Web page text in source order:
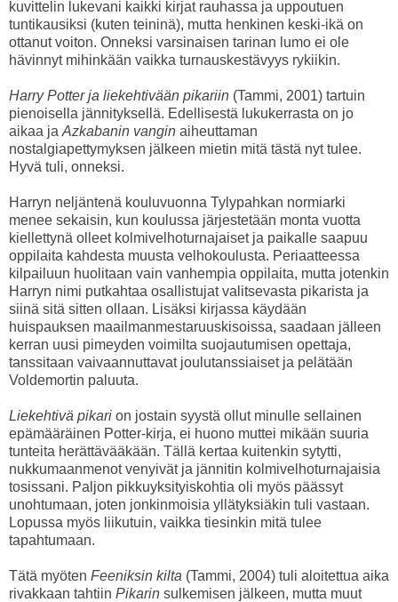
kuvittelin lukevani kaikki kirjat rauhassa ja uppoutuen
tuntikausiksi (kuten teininä), mutta henkinen keski-ikä on
ottanut voiton. Onneksi varsinaisen tarinan lumo ei ole
hävinnyt mihinkään vaikka turnauskestävyys rykiikin.
Harry Potter ja liekehtivään pikariin (Tammi, 2001) tartuin
pienoisella jännityksellä. Edellisestä lukukerrasta on jo
aikaa ja Azkabanin vangin aiheuttaman
nostalgiapettymyksen jälkeen mietin mitä tästä nyt tulee.
Hyvä tuli, onneksi.
Harryn neljäntenä kouluvuonna Tylypahkan normiarki
menee sekaisin, kun koulussa järjestetään monta vuotta
kiellettynä olleet kolmivelhoturnajaiset ja paikalle saapuu
oppilaita kahdesta muusta velhokoulusta. Periaatteessa
kilpailuun huolitaan vain vanhempia oppilaita, mutta jotenkin
Harryn nimi putkahtaa osallistujat valitsevasta pikarista ja
siinä sitä sitten ollaan. Lisäksi kirjassa käydään
huispauksen maailmanmestaruuskisoissa, saadaan jälleen
kerran uusi pimeyden voimilta suojautumisen opettaja,
tanssitaan vaivaannuttavat joulutanssiaiset ja pelätään
Voldemortin paluuta.
Liekehtivä pikari on jostain syystä ollut minulle sellainen
epämääräinen Potter-kirja, ei huono muttei mikään suuria
tunteita herättävääkään. Tällä kertaa kuitenkin sytytti,
nukkumaanmenot venyivät ja jännitin kolmivelhoturnajaisia
tosissani. Paljon pikkuyksityiskohtia oli myös päässyt
unohtumaan, joten jonkinmoisia yllätyksiäkin tuli vastaan.
Lopussa myös liikutuin, vaikka tiesinkin mitä tulee
tapahtumaan.
Tätä myöten Feeniksin kilta (Tammi, 2004) tuli aloitettua aika
rivakkaan tahtiin Pikarin sulkemisen jälkeen, mutta muut